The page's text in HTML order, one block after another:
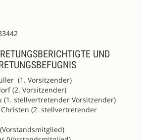
UND
(1. Vorsitzender)
(2. Vorsitzender)
(1. stellvertretender Vorsitzender)
(2. stellvertretender